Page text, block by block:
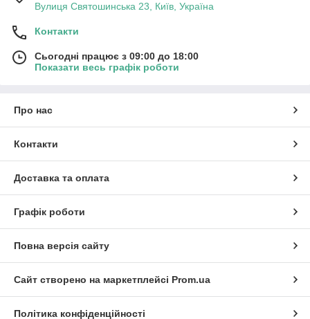
Вулиця Святошинська 23, Київ, Україна
Контакти
Сьогодні працює з 09:00 до 18:00
Показати весь графік роботи
Про нас
Контакти
Доставка та оплата
Графік роботи
Повна версія сайту
Сайт створено на маркетплейсі Prom.ua
Політика конфіденційності